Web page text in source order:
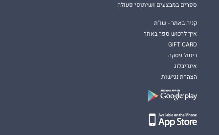
ספרים במבצעים ושיתופי פעולה
קניה באתר - שו"ת
איך לרכוש ספר באתר
GIFT CARD
ביטול עסקה
אינדיבלוג
הצהרת נגישות